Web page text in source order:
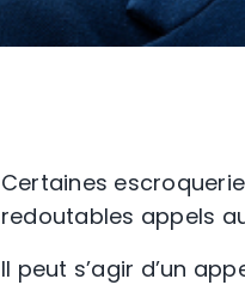
Certaines
redoutables appels
Il peut s’agir d’un